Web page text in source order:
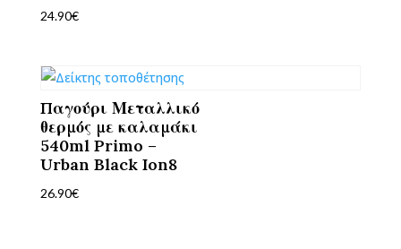
24.90€
Παγούρι Μεταλλικό
θερμός με καλαμάκι
540ml Primo –
Urban Black Ion8
26.90€